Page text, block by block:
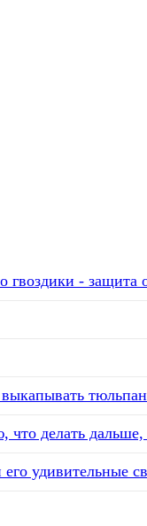
гвоздики -
выкапывать
что делать дальше,
удивительные